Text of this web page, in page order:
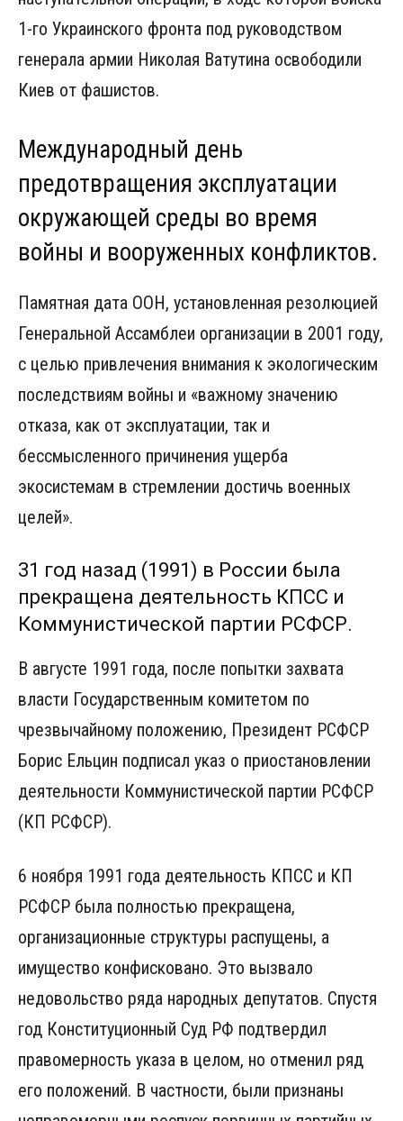
1-го Украинского фронта под руководством
генерала армии Николая Ватутина освободили
Киев от фашистов.
Международный день
предотвращения эксплуатации
окружающей среды во время
войны и вооруженных кон­фликтов.
Памятная дата ООН, установленная резолюцией
Генеральной Ассамблеи организации в 2001 году,
с целью привлечения внимания к экологическим
последствиям войны и «важному значению
отказа, как от эксплуатации, так и
бессмысленного причинения ущерба
экосистемам в стремлении достичь военных
целей».
31 год назад (1991) в России была
прекращена деятельность КПСС и
Коммунистической партии РСФСР.
В августе 1991 года, после попытки захвата
власти Государственным комитетом по
чрезвычайному положению, Президент РСФСР
Борис Ельцин подписал указ о приостановлении
деятельности Коммунистической партии РСФСР
(КП РСФСР).
6 ноября 1991 года деятельность КПСС и КП
РСФСР была полностью прекращена,
организационные структуры распущены, а
имущество конфисковано. Это вызвало
недовольство ряда народных депутатов. Спустя
год Конституционный Суд РФ подтвердил
правомерность указа в целом, но отменил ряд
его положений. В частности, были признаны